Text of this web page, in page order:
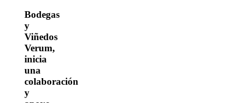
Bodegas
y
Viñedos
Verum,
inicia
una
colaboración
y